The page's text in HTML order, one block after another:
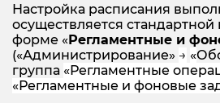
Настройка расписания
осуществляется
форме «Регламентные и
(«Администрирование» → «
группа «Регламентные
«Регламентные и фоновые